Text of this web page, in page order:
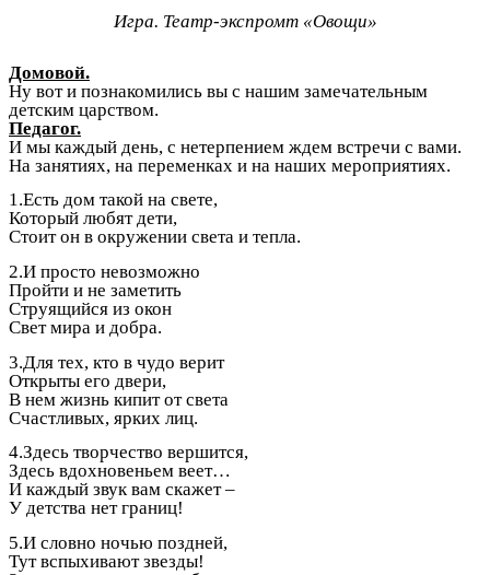
Игра. Театр-экспромт «Овощи»
Домовой.
Ну вот и познакомились вы с нашим замечательным
детским царством.
Педагог.
И мы каждый день, с нетерпением ждем встречи с вами.
На занятиях, на переменках и на наших мероприятиях.
1.Есть дом такой на свете,
Который любят дети,
Стоит он в окружении света и тепла.
2.И просто невозможно
Пройти и не заметить
Струящийся из окон
Свет мира и добра.
3.Для тех, кто в чудо верит
Открыты его двери,
В нем жизнь кипит от света
Счастливых, ярких лиц.
4.Здесь творчество вершится,
Здесь вдохновеньем веет…
И каждый звук вам скажет –
У детства нет границ!
5.И словно ночью поздней,
Тут вспыхивают звезды!